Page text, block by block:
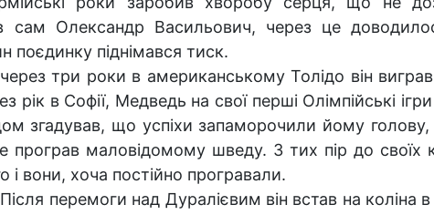
Олександр Васильович, через це
поєдинку піднімався тиск.
три роки в американському Толідо він
в Софії, Медведь на свої перші Олімпійські
згадував, що успіхи запаморочили йому голову,
маловідомому шведу. З тих пір до своїх
вони, хоча постійно програвали.
перемоги над Дуралієвим він встав на коліна